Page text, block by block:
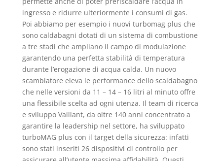
ingresso e ridurre ulteriormente i consumi di gas.
Poi abbiamo per esempio i nuovi turbomag plus che
sono caldabagni dotati di un sistema di combustione
a tre stadi che ampliano il campo di modulazione
garantendo una perfetta stabilità di temperatura
durante l’erogazione di acqua calda. Un nuovo
scambiatore eleva le performance dello scaldabagno
che nelle versioni da 11 – 14 – 16 litri al minuto offre
una flessibile scelta ad ogni utenza. Il team di ricerca
e sviluppo Vaillant, da oltre 140 anni concentrato a
garantire la leadership nel settore, ha sviluppato
turboMAG plus con il target della sicurezza: infatti
sono stati inseriti 26 dispositivi di controllo per